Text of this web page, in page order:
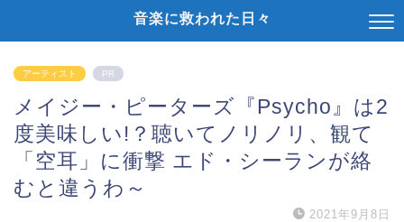
音楽に救われた日々
アーティスト PR
メイジー・ピーターズ『Psycho』は2
度美味しい!？聴いてノリノリ、観て
「空耳」に衝撃 エド・シーランが絡
むと違うわ～
2021年9月8日